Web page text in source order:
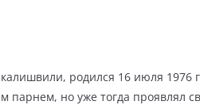
родился 16 июля 1976
но уже тогда проявлял